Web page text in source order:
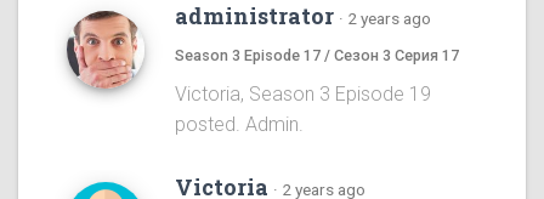
administrator · 2 years ago
Season 3 Episode 17 / Сезон 3 Серия 17
Victoria, Season 3 Episode 19
posted. Admin.
Victoria · 2 years ago